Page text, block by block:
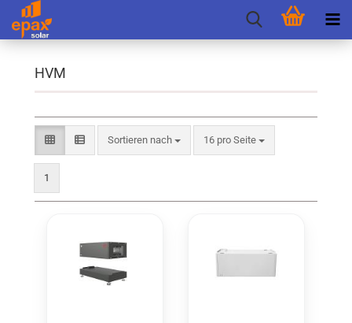
HVM
Sortieren nach 16 pro Seite
1